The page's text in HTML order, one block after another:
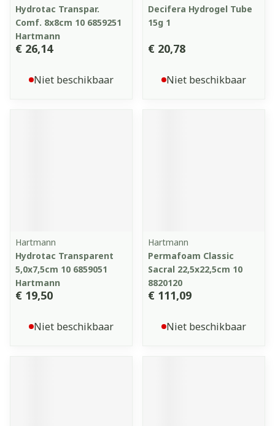
Hydrotac Transpar.
Comf. 8x8cm 10 6859251
Hartmann
€ 26,14
Niet beschikbaar
Decifera Hydrogel Tube
15g 1
€ 20,78
Niet beschikbaar
Hartmann
Hydrotac Transparent
5,0x7,5cm 10 6859051
Hartmann
€ 19,50
Niet beschikbaar
Hartmann
Permafoam Classic
Sacral 22,5x22,5cm 10
8820120
€ 111,09
Niet beschikbaar